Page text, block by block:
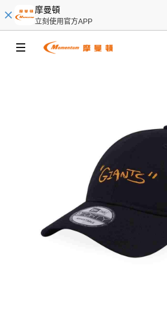
摩曼頓
立刻使用官方APP